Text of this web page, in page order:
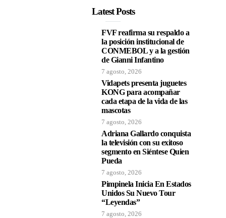
Latest Posts
FVF reafirma su respaldo a
la posición institucional de
CONMEBOL y a la gestión
de Gianni Infantino
7 agosto, 2026
Vidapets presenta juguetes
KONG para acompañar
cada etapa de la vida de las
mascotas
7 agosto, 2026
Adriana Gallardo conquista
la televisión con su exitoso
segmento en Siéntese Quien
Pueda
7 agosto, 2026
Pimpinela Inicia En Estados
Unidos Su Nuevo Tour
“Leyendas”
7 agosto, 2026